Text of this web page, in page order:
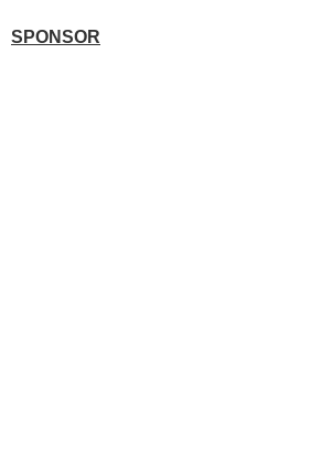
SPONSOR